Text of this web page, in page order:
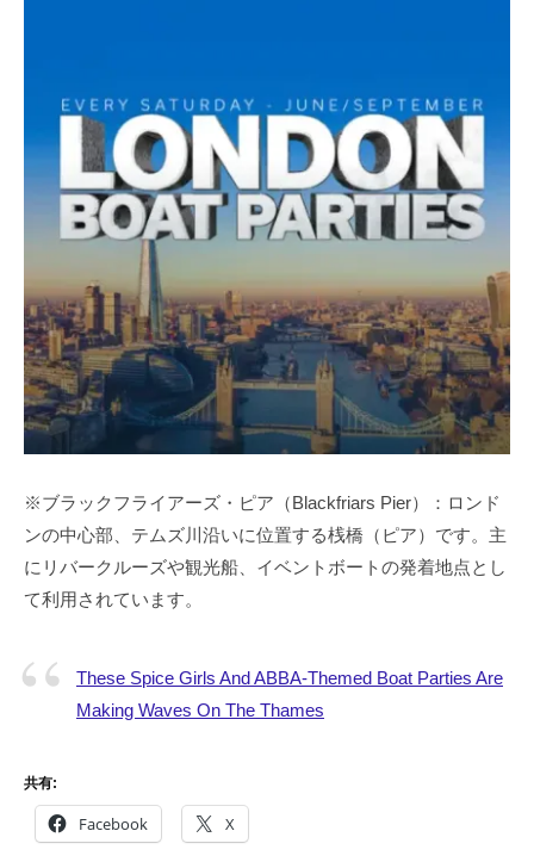
※ブラックフライアーズ・ピア（Blackfriars Pier）：ロンド
ンの中心部、テムズ川沿いに位置する桟橋（ピア）です。主
にリバークルーズや観光船、イベントボートの発着地点とし
て利用されています。
These Spice Girls And ABBA-Themed Boat Parties Are
Making Waves On The Thames
共有:
Facebook X